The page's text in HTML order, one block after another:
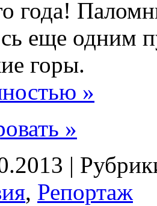
года!
еще одним
горы.
»
»
|
, Репортаж